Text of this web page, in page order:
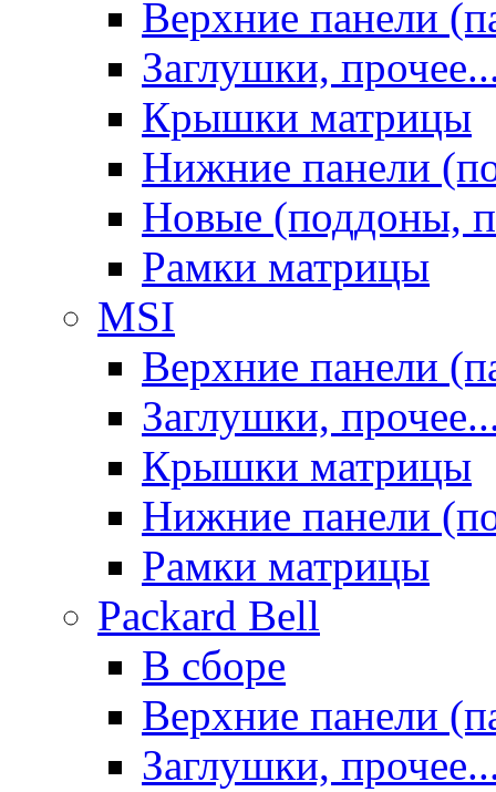
Верхние панели
Заглушки,
Крышки матрицы
Нижние панели
Новые (поддоны,
Рамки матрицы
MSI
Верхние панели
Заглушки,
Крышки матрицы
Нижние панели
Рамки матрицы
Packard Bell
В сборе
Верхние панели
Заглушки,